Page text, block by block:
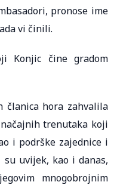
pronose ime
vi činili.
Konjic čine gradom
članica hora zahvalila
trenutaka koji
i podrške zajednice i
uvijek, kao i danas,
mnogobrojnim